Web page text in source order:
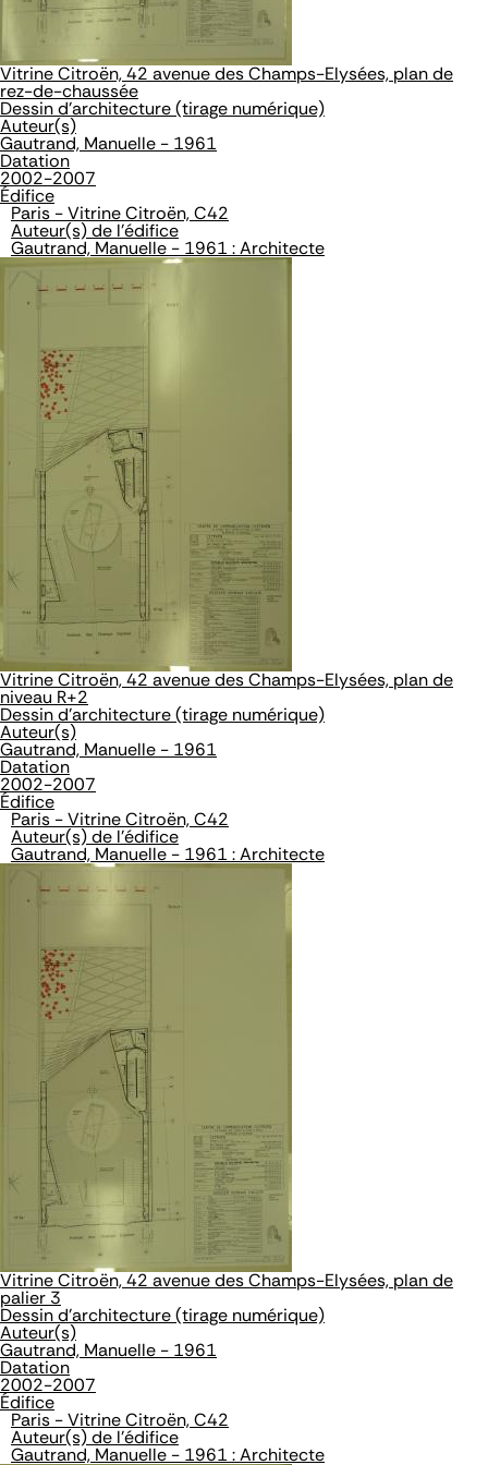
Vitrine Citroën, 42 avenue des Champs-Elysées, plan de
rez-de-chaussée
Dessin d'architecture (tirage numérique)
Auteur(s)
Gautrand, Manuelle - 1961
Datation
2002-2007
Édifice
Paris - Vitrine Citroën, C42
Auteur(s) de l'édifice
Gautrand, Manuelle - 1961 : Architecte
Vitrine Citroën, 42 avenue des Champs-Elysées, plan de
niveau R+2
Dessin d'architecture (tirage numérique)
Auteur(s)
Gautrand, Manuelle - 1961
Datation
2002-2007
Édifice
Paris - Vitrine Citroën, C42
Auteur(s) de l'édifice
Gautrand, Manuelle - 1961 : Architecte
Vitrine Citroën, 42 avenue des Champs-Elysées, plan de
palier 3
Dessin d'architecture (tirage numérique)
Auteur(s)
Gautrand, Manuelle - 1961
Datation
2002-2007
Édifice
Paris - Vitrine Citroën, C42
Auteur(s) de l'édifice
Gautrand, Manuelle - 1961 : Architecte